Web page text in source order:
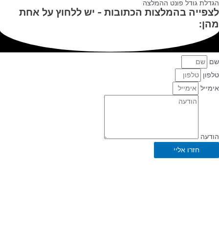
הגדלת גודל פונט ההמלצה
לצפייה בהמלצות הכתובות - יש ללחוץ על אחת
מהן:
שם
טלפון
אימייל
הודעה
חזרו אליי